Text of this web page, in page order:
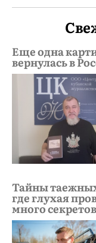
Еще одна
вернулась в
Тайны
где глухая
много секретов